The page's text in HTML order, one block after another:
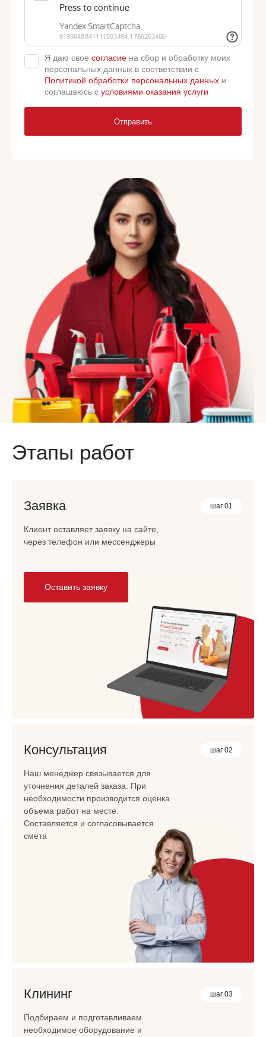
Я даю свое согласие на сбор и обработку моих
персональных данных в соответствии с
Политикой обработки персональных данных и
соглашаюсь с условиями оказания услуги
Отправить
Этапы работ
шаг 01
Заявка
Клиент оставляет заявку на сайте,
через телефон или мессенджеры
Оставить заявку
шаг 02
Консультация
Наш менеджер связывается для
уточнения деталей заказа. При
необходимости производится оценка
объема работ на месте.
Составляется и согласовывается
смета
шаг 03
Клининг
Подбираем и подготавливаем
необходимое оборудование и